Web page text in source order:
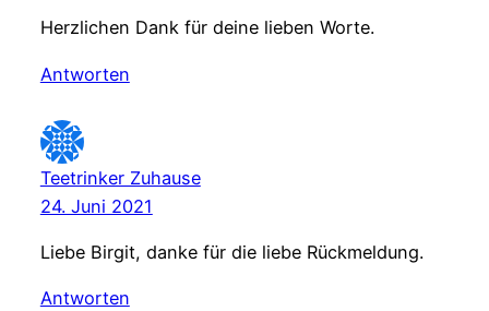
Herzlichen Dank für deine lieben Worte.
Antworten
Teetrinker Zuhause
24. Juni 2021
Liebe Birgit, danke für die liebe Rückmeldung.
Antworten